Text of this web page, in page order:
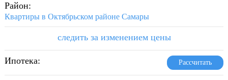
Район:
Квартиры в Октябрьском районе Самары
следить за изменением цены
Ипотека: Рассчитать